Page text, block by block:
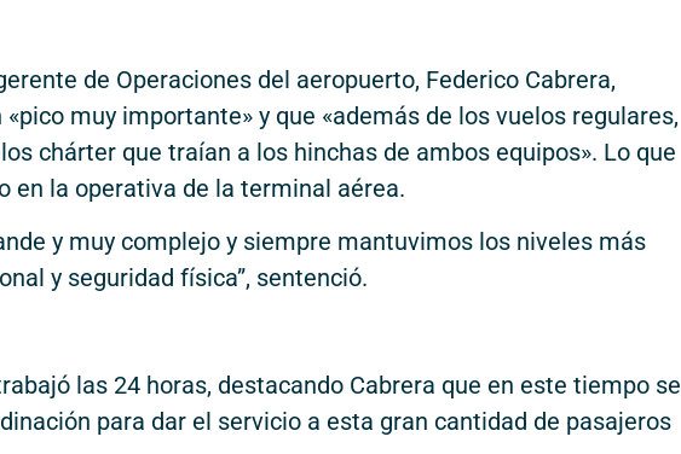
de Operaciones del aeropuerto, Federico Cabrera,
muy importante» y que «además de los vuelos regulares,
chárter que traían a los hinchas de ambos equipos». Lo que
en la operativa de la terminal aérea.
y muy complejo y siempre mantuvimos los niveles más
y seguridad física”, sentenció.
las 24 horas, destacando Cabrera que en este tiempo se
para dar el servicio a esta gran cantidad de pasajeros